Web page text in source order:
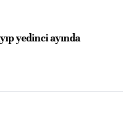
yedinci ayında